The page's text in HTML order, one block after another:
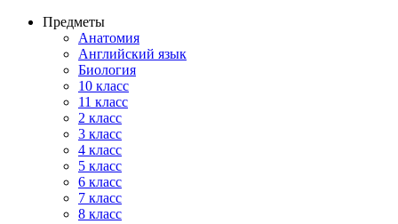
Предметы
Анатомия
Английский язык
Биология
10 класс
11 класс
2 класс
3 класс
4 класс
5 класс
6 класс
7 класс
8 класс